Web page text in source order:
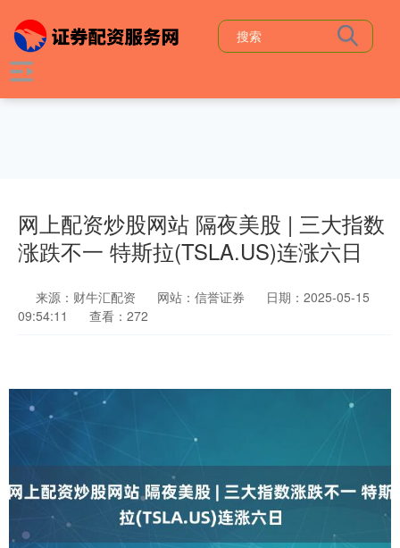
网上配资炒股网站 隔夜美股 | 三大指数
涨跌不一 特斯拉(TSLA.US)连涨六日
来源：财牛汇配资 网站：信誉证券
日期：2025-05-15
09:54:11
查看：272